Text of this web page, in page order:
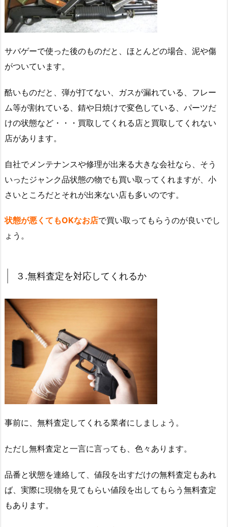
サバゲーで使った後のものだと、ほとんどの場合、泥や傷
がついています。
酷いものだと、弾が打てない、ガスが漏れている、フレー
ム等が割れている、錆や日焼けで変色している、パーツだ
けの状態など・・・買取してくれる店と買取してくれない
店があります。
自社でメンテナンスや修理が出来る大きな会社なら、そう
いったジャンク品状態の物でも買い取ってくれますが、小
さいところだとそれが出来ない店も多いのです。
状態が悪くてもOKなお店で買い取ってもらうのが良いでし
ょう。
３.無料査定を対応してくれるか
事前に、無料査定してくれる業者にしましょう。
ただし無料査定と一言に言っても、色々あります。
品番と状態を連絡して、値段を出すだけの無料査定もあれ
ば、実際に現物を見てもらい値段を出してもらう無料査定
もあります。